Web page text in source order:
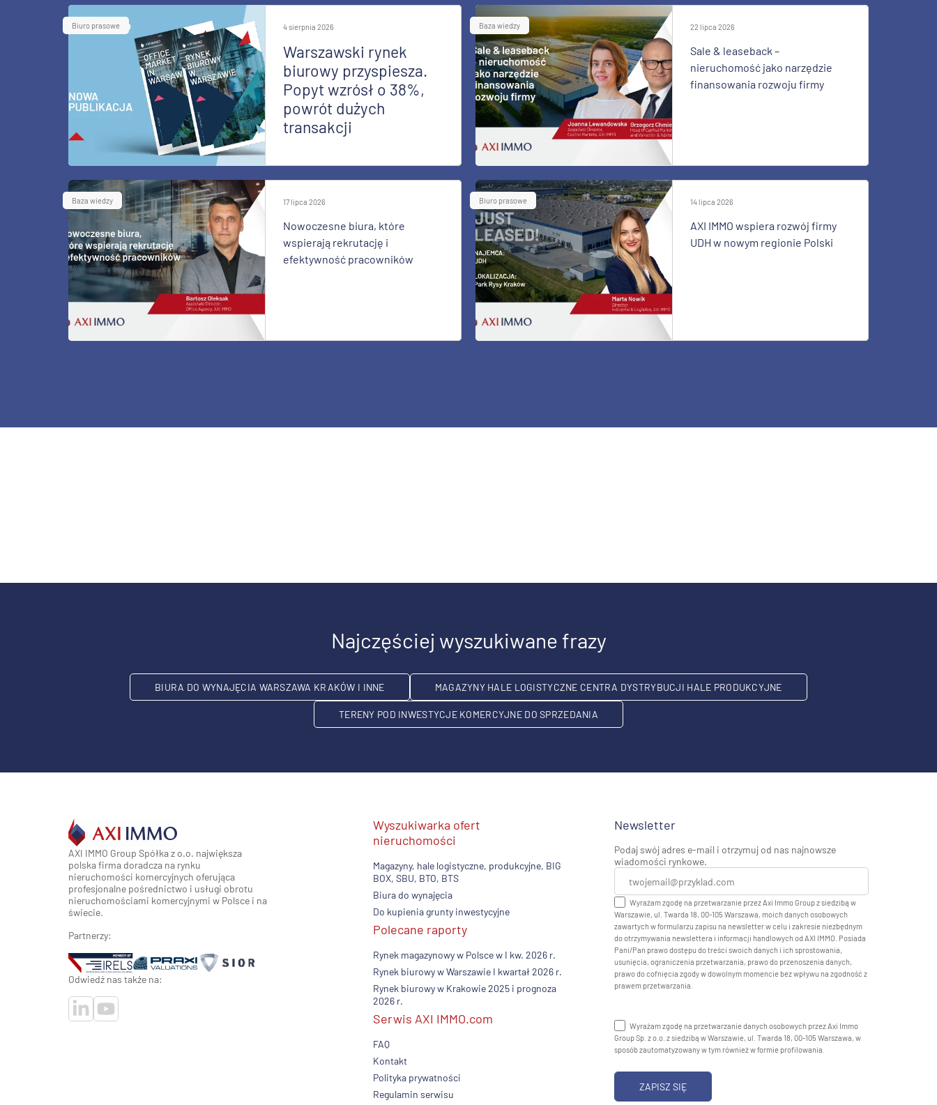
Biuro prasowe 4 sierpnia 2026
Warszawski rynek
biurowy przyspiesza.
Popyt wzrósł o 38%,
powrót dużych
transakcji
Baza wiedzy 22 lipca 2026
Sale & leaseback –
nieruchomość jako narzędzie
finansowania rozwoju firmy
Baza wiedzy 17 lipca 2026
Nowoczesne biura, które
wspierają rekrutację i
efektywność pracowników
Biuro prasowe 14 lipca 2026
AXI IMMO wspiera rozwój firmy
UDH w nowym regionie Polski
Najczęściej wyszukiwane frazy
BIURA DO WYNAJĘCIA WARSZAWA KRAKÓW I INNE MAGAZYNY HALE LOGISTYCZNE CENTRA DYSTRYBUCJI HALE PRODUKCYJNE
TERENY POD INWESTYCJE KOMERCYJNE DO SPRZEDANIA
AXI IMMO Group Spółka z o.o. największa
polska firma doradcza na rynku
nieruchomości komercyjnych oferująca
profesjonalne pośrednictwo i usługi obrotu
nieruchomościami komercyjnymi w Polsce i na
świecie.
Partnerzy:
Odwiedź nas także na:
Wyszukiwarka ofert
nieruchomości
Magazyny, hale logistyczne, produkcyjne, BIG
BOX, SBU, BTO, BTS
Biura do wynajęcia
Do kupienia grunty inwestycyjne
Polecane raporty
Rynek magazynowy w Polsce w I kw. 2026 r.
Rynek biurowy w Warszawie I kwartał 2026 r.
Rynek biurowy w Krakowie 2025 i prognoza
2026 r.
Serwis AXI IMMO.com
FAQ
Kontakt
Polityka prywatności
Regulamin serwisu
Newsletter
Podaj swój adres e-mail i otrzymuj od nas najnowsze
wiadomości rynkowe.
Wyrażam zgodę na przetwarzanie przez Axi Immo Group z siedzibą w
Warszawie, ul. Twarda 18, 00-105 Warszawa, moich danych osobowych
zawartych w formularzu zapisu na newsletter w celu i zakresie niezbędnym
do otrzymywania newslettera i informacji handlowych od AXI IMMO. Posiada
Pani/Pan prawo dostępu do treści swoich danych i ich sprostowania,
usunięcia, ograniczenia przetwarzania, prawo do przenoszenia danych,
prawo do cofnięcia zgody w dowolnym momencie bez wpływu na zgodność z
prawem przetwarzania.
Wyrażam zgodę na przetwarzanie danych osobowych przez Axi Immo
Group Sp. z o.o. z siedzibą w Warszawie, ul. Twarda 18, 00-105 Warszawa, w
sposób zautomatyzowany w tym również w formie profilowania.